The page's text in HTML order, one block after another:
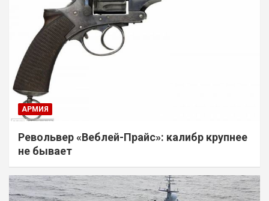
АРМИЯ
Револьвер «Веблей-Прайс»: калибр крупнее
не бывает